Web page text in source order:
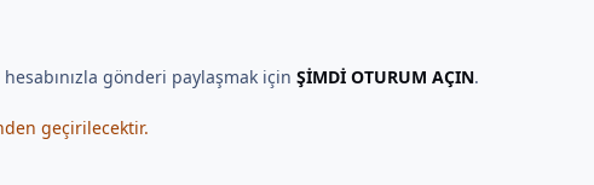
gönderi paylaşmak için ŞİMDİ OTURUM AÇIN.
geçirilecektir.